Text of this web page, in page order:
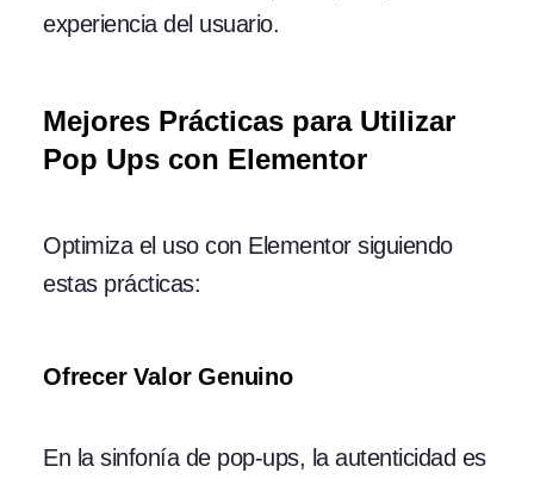
experiencia del usuario.
Mejores Prácticas para Utilizar
Pop Ups con Elementor
Optimiza el uso con Elementor siguiendo
estas prácticas:
Ofrecer Valor Genuino
En la sinfonía de pop-ups, la autenticidad es